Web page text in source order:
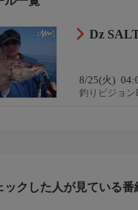
Dz
8/25(火)
釣りビジョン
ックした人が見ている番